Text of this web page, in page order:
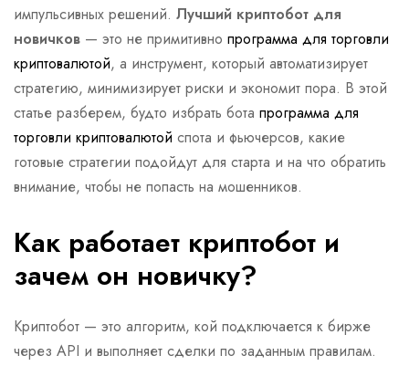
импульсивных решений. Лучший криптобот для
новичков — это не примитивно программа для торговли
криптовалютой, а инструмент, который автоматизирует
стратегию, минимизирует риски и экономит пора. В этой
статье разберем, будто избрать бота программа для
торговли криптовалютой спота и фьючерсов, какие
готовые стратегии подойдут для старта и на что обратить
внимание, чтобы не попасть на мошенников.
Как работает криптобот и
зачем он новичку?
Криптобот — это алгоритм, кой подключается к бирже
через API и выполняет сделки по заданным правилам.